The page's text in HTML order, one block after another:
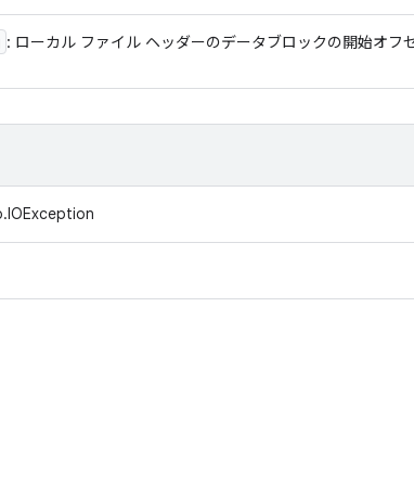
: ローカル ファイル ヘッダーのデータブロックの開始オフ